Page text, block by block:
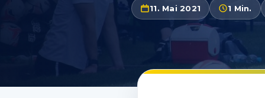
11. Mai 2021 1 Min.